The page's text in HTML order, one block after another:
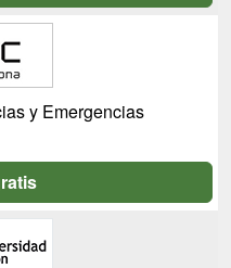
y Emergencias